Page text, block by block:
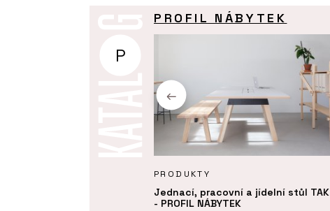
P
PROFIL NÁBYTEK
PRODUKTY
Jednací, pracovní a jídelní stůl TAK
- PROFIL NÁBYTEK